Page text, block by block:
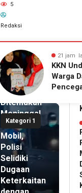
5
Redaksi
21 jam
KKN
Kategori 1
21 jam lalu
Pemilik
Royal
Phone
Ditemukan
Meninggal
di Dalam
Mobil,
Polisi
Selidiki
Dugaan
Keterkaitan